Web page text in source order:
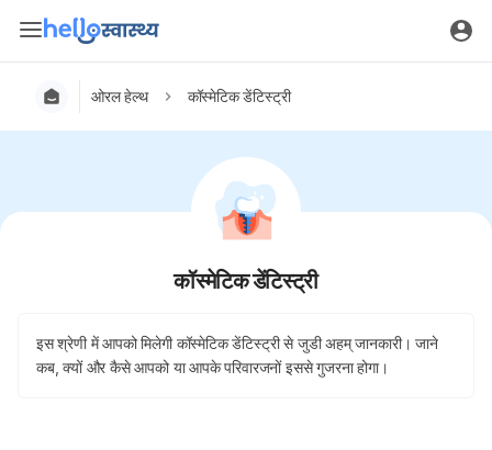
ओरल हेल्थ कॉस्मेटिक डेंटिस्ट्री
कॉस्मेटिक डेंटिस्ट्री
इस श्रेणी में आपको मिलेगी कॉस्मेटिक डेंटिस्ट्री से जुडी अहम् जानकारी। जाने
कब, क्यों और कैसे आपको या आपके परिवारजनों इससे गुजरना होगा।